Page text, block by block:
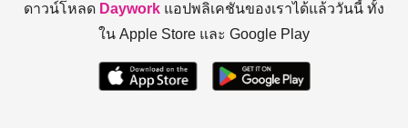
ดาวน์โหลด Daywork แอปพลิเคชันของเราได้แล้ววันนี้ ทั้ง
ใน Apple Store และ Google Play